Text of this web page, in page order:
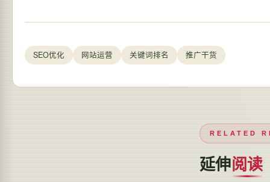
SEO优化 网站运营 关键词排名 推广干货
RELATED
延伸阅读